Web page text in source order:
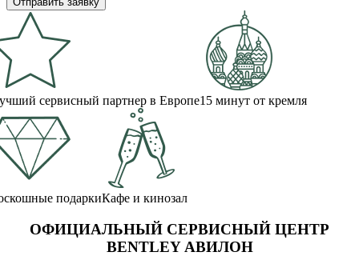
сервисный партнер в Европе15 минут от кремля
подаркиКафе и кинозал
ОФИЦИАЛЬНЫЙ СЕРВИСНЫЙ ЦЕНТР
BENTLEY АВИЛОН